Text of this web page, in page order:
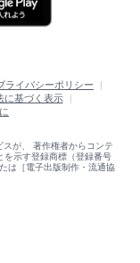
ライバシーポリシー
に基づく表示
が、 著作権者からコンテ
を示す登録商標（登録番号
は［電子出版制作・流通協